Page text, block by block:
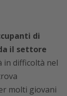
di
il settore
in difficoltà nel
molti giovani